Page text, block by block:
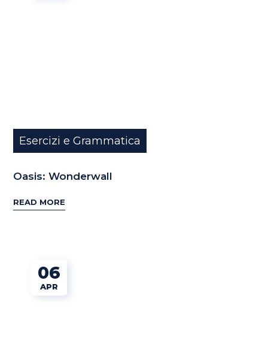
Esercizi e Grammatica
Oasis: Wonderwall
READ MORE
06
APR